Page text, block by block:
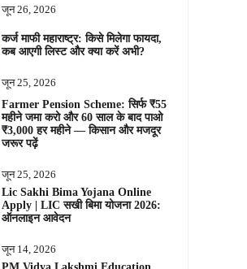
जून 26, 2026
कर्ज माफी महाराष्ट्र: किसे मिलेगा फायदा,
कब आएगी लिस्ट और क्या करें अभी?
जून 25, 2026
Farmer Pension Scheme: सिर्फ ₹55
महीने जमा करो और 60 साल के बाद पाओ
₹3,000 हर महीने — किसान और मजदूर
जरूर पढ़ें
जून 25, 2026
Lic Sakhi Bima Yojana Online
Apply | LIC सखी बिमा योजना 2026:
ऑनलाइन आवेदन
जून 14, 2026